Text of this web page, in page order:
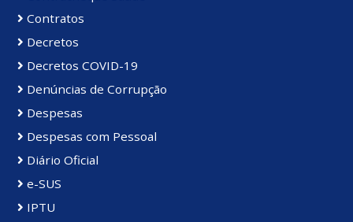
Contratos
Decretos
Decretos COVID-19
Denúncias de Corrupção
Despesas
Despesas com Pessoal
Diário Oficial
e-SUS
IPTU